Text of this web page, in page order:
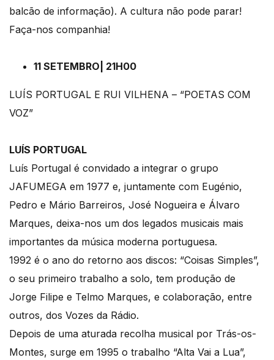
balcão de informação). A cultura não pode parar!
Faça-nos companhia!
11 SETEMBRO| 21H00
LUÍS PORTUGAL E RUI VILHENA – “POETAS COM
VOZ”
LUÍS PORTUGAL
Luís Portugal é convidado a integrar o grupo
JAFUMEGA em 1977 e, juntamente com Eugénio,
Pedro e Mário Barreiros, José Nogueira e Álvaro
Marques, deixa-nos um dos legados musicais mais
importantes da música moderna portuguesa.
1992 é o ano do retorno aos discos: “Coisas Simples”,
o seu primeiro trabalho a solo, tem produção de
Jorge Filipe e Telmo Marques, e colaboração, entre
outros, dos Vozes da Rádio.
Depois de uma aturada recolha musical por Trás-os-
Montes, surge em 1995 o trabalho “Alta Vai a Lua”,